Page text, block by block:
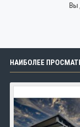
Вы
НАИБОЛЕЕ